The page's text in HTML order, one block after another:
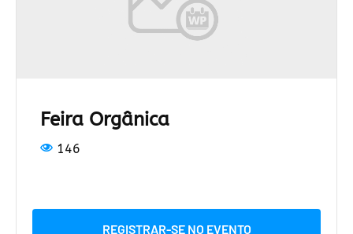
Feira Orgânica
146
REGISTRAR-SE NO EVENTO